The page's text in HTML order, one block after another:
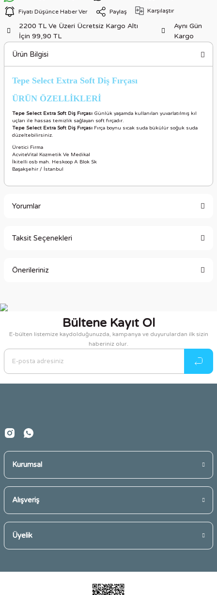
Fiyatı Düşünce Haber Ver Paylaş Karşılaştır
2200 TL Ve Üzeri Ücretsiz Kargo Altı
İçin 99,90 TL
Aynı Gün
Kargo
Ürün Bilgisi
Tepe Select Extra Soft Diş Fırçası
ÜRÜN ÖZELLİKLERİ
Tepe Select Extra Soft Diş Fırçası Günlük yaşamda kullanılan yuvarlatılmış kıl
uçları ile hassas temizlik sağlayan soft fırçadır.
Tepe Select Extra Soft Diş Fırçası Fırça boynu sıcak suda bükülür soğuk suda
düzeltebilirsiniz.
Üretici Firma
AcviteVital Kozmetik Ve Medikal
İkitelli osb mah. Heskoop A Blok Sk
Başakşehir / İstanbul
Yorumlar
Taksit Seçenekleri
Önerileriniz
Görüş ve önerileriniz için teşekkür ederiz.
Ürün resmi kalitesiz, bozuk veya görüntülenemiyor.
Ürün açıklamasında eksik bilgiler bulunuyor.
Ürün bilgilerinde hatalar bulunuyor.
Bültene Kayıt Ol
E-bülten listemize kaydolduğunuzda, kampanya ve duyurulardan ilk sizin
haberiniz olur.
Kurumsal
Alışveriş
Üyelik